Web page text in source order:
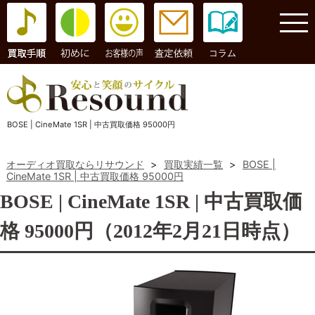
コラム
BOSE | CineMate 1SR | 中古買取価格 95000円
オーディオ買取ならリサウンド > 買取実績一覧 >
BOSE |
CineMate 1SR | 中古買取価格 95000円
BOSE | CineMate 1SR | 中古買取価
格 95000円（2012年2月21日時点）